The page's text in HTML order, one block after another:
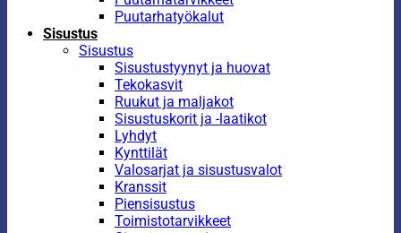
Puutarhatyökalut
Sisustus
Sisustus
Sisustustyynyt ja huovat
Tekokasvit
Ruukut ja maljakot
Sisustuskorit ja -laatikot
Lyhdyt
Kynttilät
Valosarjat ja sisustusvalot
Kranssit
Piensisustus
Toimistotarvikkeet